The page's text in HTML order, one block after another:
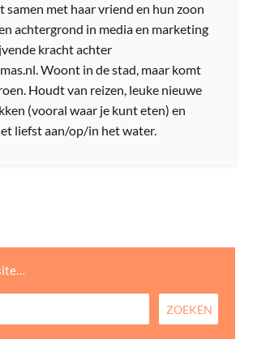
met haar vriend en hun zoon
achtergrond in media en marketing
kracht achter
Woont in de stad, maar komt
Houdt van reizen, leuke nieuwe
(vooral waar je kunt eten) en
liefst aan/op/in het water.